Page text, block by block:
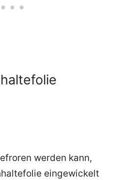
werden kann,
eingewickelt